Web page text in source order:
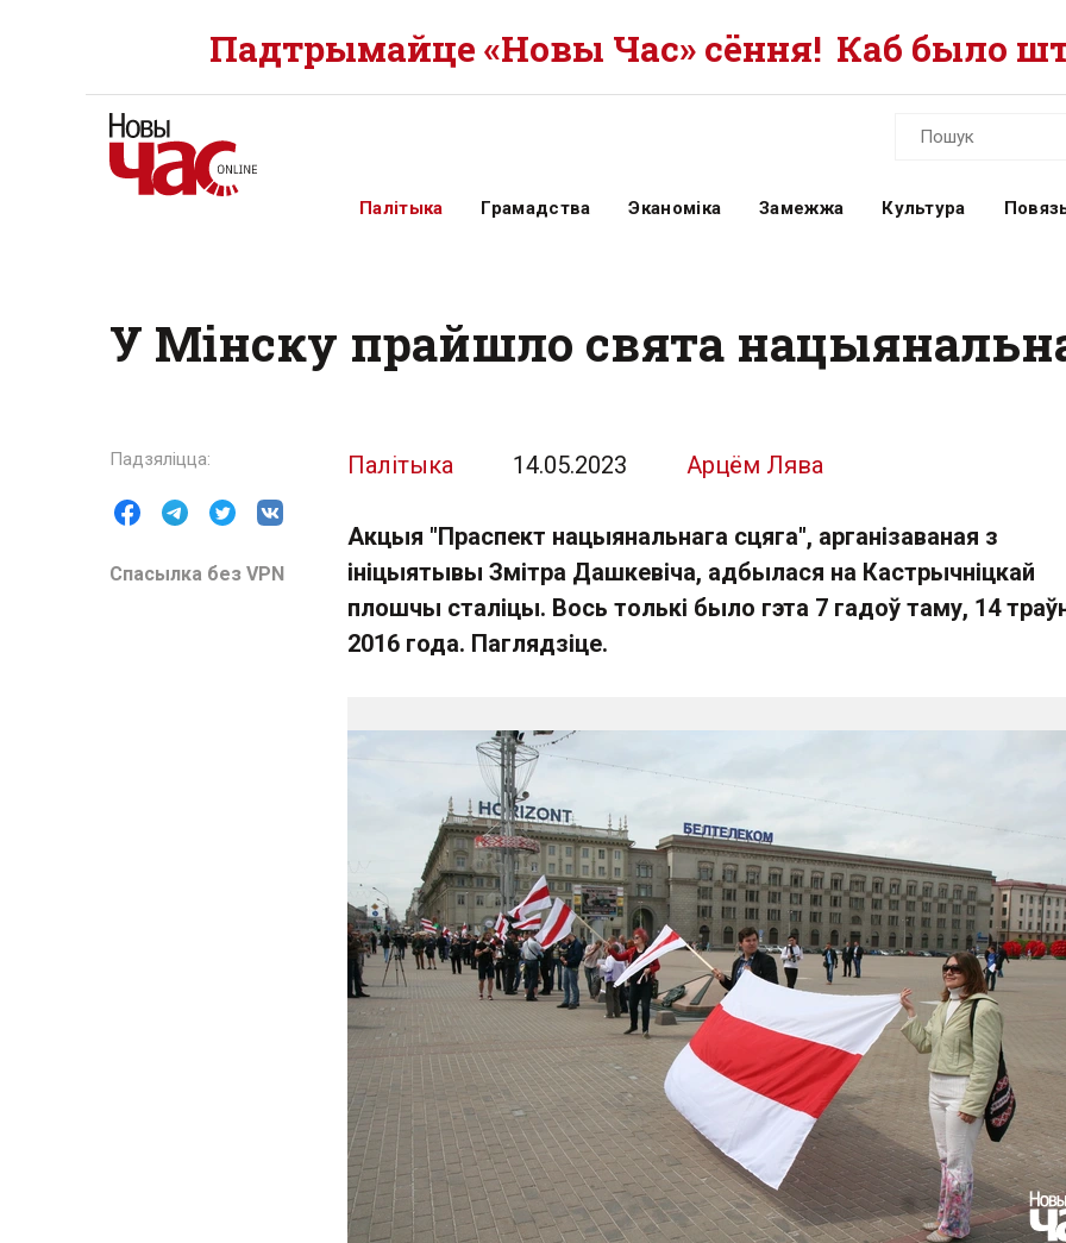
Падтрымайце «Новы Час» сёння! Каб было
Палітыка Грамадства Эканоміка Замежжа Культура
У Мінску прайшло свята
Спасылка без VPN
Палітыка 14.05.2023 Арцём Лява
Акцыя "Праспект нацыянальнага сцяга", арганізаваная з
ініцыятывы Змітра Дашкевіча, адбылася на Кастрычніцкай
плошчы сталіцы. Вось толькі было гэта 7 гадоў таму, 14
2016 года. Паглядзіце.